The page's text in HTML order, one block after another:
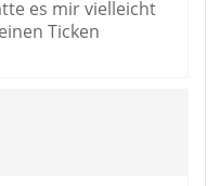
es mir vielleicht
Ticken